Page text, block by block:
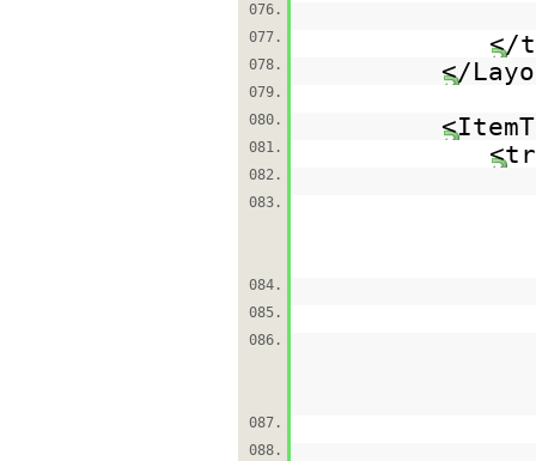
076.
077.
</
078. </
079.
080.
081.
082.
083.
084.
085.
086.
087.
088.